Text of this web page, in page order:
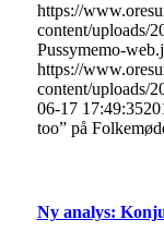
https://
content/uploads/
Pussymemo-
https://
content/uploads/
06-17 17:49:35
too” på
Ny analys: